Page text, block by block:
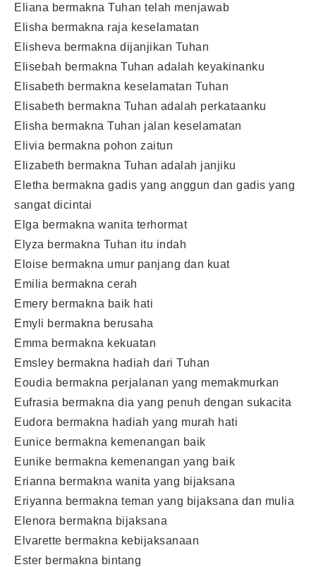
Eliana bermakna Tuhan telah menjawab
Elisha bermakna raja keselamatan
Elisheva bermakna dijanjikan Tuhan
Elisebah bermakna Tuhan adalah keyakinanku
Elisabeth bermakna keselamatan Tuhan
Elisabeth bermakna Tuhan adalah perkataanku
Elisha bermakna Tuhan jalan keselamatan
Elivia bermakna pohon zaitun
Elizabeth bermakna Tuhan adalah janjiku
Eletha bermakna gadis yang anggun dan gadis yang
sangat dicintai
Elga bermakna wanita terhormat
Elyza bermakna Tuhan itu indah
Eloise bermakna umur panjang dan kuat
Emilia bermakna cerah
Emery bermakna baik hati
Emyli bermakna berusaha
Emma bermakna kekuatan
Emsley bermakna hadiah dari Tuhan
Eoudia bermakna perjalanan yang memakmurkan
Eufrasia bermakna dia yang penuh dengan sukacita
Eudora bermakna hadiah yang murah hati
Eunice bermakna kemenangan baik
Eunike bermakna kemenangan yang baik
Erianna bermakna wanita yang bijaksana
Eriyanna bermakna teman yang bijaksana dan mulia
Elenora bermakna bijaksana
Elvarette bermakna kebijaksanaan
Ester bermakna bintang